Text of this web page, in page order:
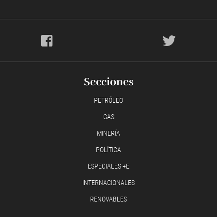
Secciones
PETRÓLEO
GAS
MINERÍA
POLÍTICA
ESPECIALES +E
INTERNACIONALES
RENOVABLES